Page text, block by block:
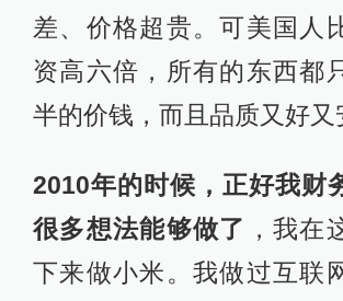
差、价格超贵。可美国人
资高六倍，所有的东西都
半的价钱，而且品质又好又
2010年的时候，正好我财
很多想法能够做了 ，我在
下来做小米。我做过互联